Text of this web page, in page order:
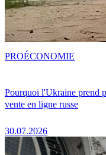
Pourquoi l'Ukraine prend
vente en ligne russe
30.07.2026
PROÉCONOMIE